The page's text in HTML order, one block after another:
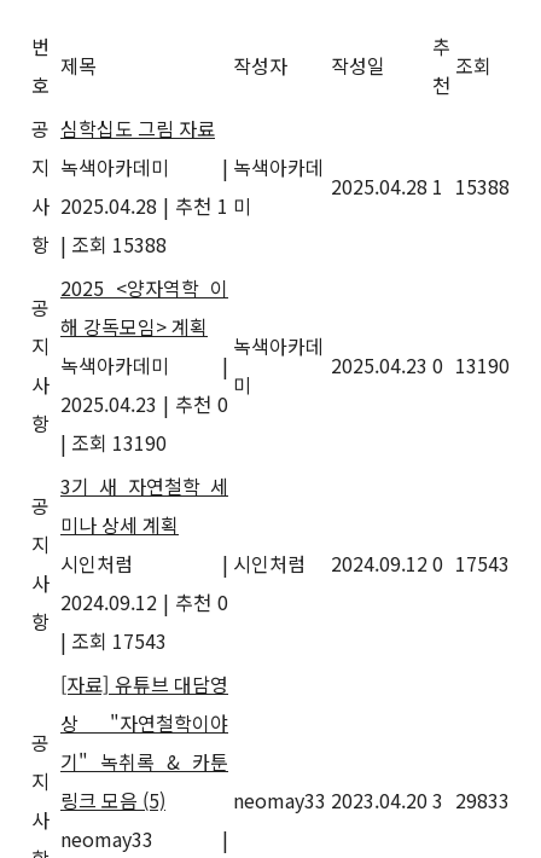
번
호
제목 작성자 작성일
추
천
조회
공
지
사
항
심학십도 그림 자료
녹색아카데미
|
2025.04.28 | 추천 1
| 조회 15388
녹색아카데
미
2025.04.28 1 15388
공
지
사
항
2025 <양자역학 이
해 강독모임> 계획
녹색아카데미
|
2025.04.23 | 추천 0
| 조회 13190
녹색아카데
미
2025.04.23 0 13190
공
지
사
항
3기 새 자연철학 세
미나 상세 계획
시인처럼
|
2024.09.12 | 추천 0
| 조회 17543
시인처럼 2024.09.120 17543
공
지
사
[자료] 유튜브 대담영
상 "자연철학이야
기" 녹취록 & 카툰
링크 모음 (5)
neomay33
|
neomay33 2023.04.203 29833